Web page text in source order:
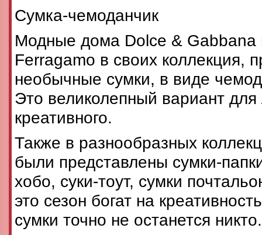
Сумка-чемоданчик
Модные дома Dolce & Gabbana
Ferragamo в своих коллекция,
необычные сумки, в виде
Это великолепный вариант
креативного.
Также в разнообразных
были представлены сумки-
хобо, суки-тоут, сумки
это сезон богат на
сумки точно не останется никто.